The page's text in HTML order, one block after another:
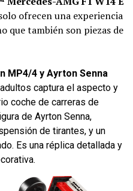
ofrecen una experiencia
que también son piezas de
MP4/4 y Ayrton Senna
captura el aspecto y
coche de carreras de
de Ayrton Senna,
de tirantes, y un
Es una réplica detallada y